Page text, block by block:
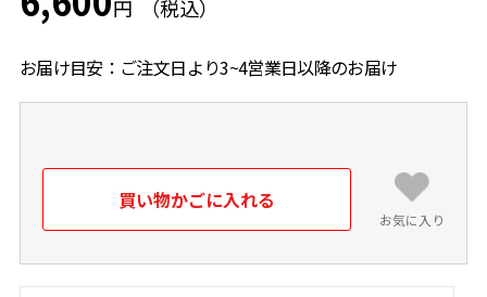
円
お届け目安：ご注文日より3~4営業日以降のお届け
お気に入り